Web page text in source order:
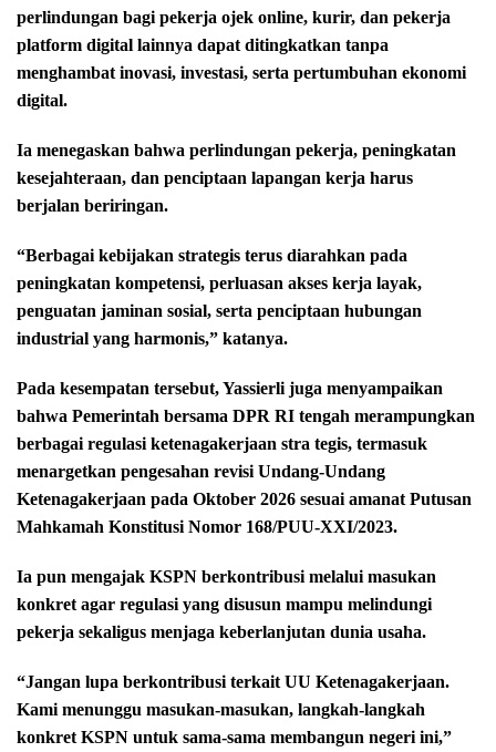
perlindungan bagi pekerja ojek online, kurir, dan pekerja
platform digital lainnya dapat ditingkatkan tanpa
menghambat inovasi, investasi, serta pertumbuhan ekonomi
digital.
Ia menegaskan bahwa perlindungan pekerja, peningkatan
kesejahteraan, dan penciptaan lapangan kerja harus
berjalan beriringan.
“Berbagai kebijakan strategis terus diarahkan pada
peningkatan kompetensi, perluasan akses kerja layak,
penguatan jaminan sosial, serta penciptaan hubungan
industrial yang harmonis,” katanya.
Pada kesempatan tersebut, Yassierli juga menyampaikan
bahwa Pemerintah bersama DPR RI tengah merampungkan
berbagai regulasi ketenagakerjaan stra tegis, termasuk
menargetkan pengesahan revisi Undang-Undang
Ketenagakerjaan pada Oktober 2026 sesuai amanat Putusan
Mahkamah Konstitusi Nomor 168/PUU-XXI/2023.
Ia pun mengajak KSPN berkontribusi melalui masukan
konkret agar regulasi yang disusun mampu melindungi
pekerja sekaligus menjaga keberlanjutan dunia usaha.
“Jangan lupa berkontribusi terkait UU Ketenagakerjaan.
Kami menunggu masukan-masukan, langkah-langkah
konkret KSPN untuk sama-sama membangun negeri ini,”